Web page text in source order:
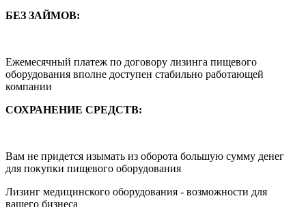
БЕЗ ЗАЙМОВ:
Ежемесячный платеж по договору лизинга пищевого
оборудования вполне доступен стабильно работающей
компании
СОХРАНЕНИЕ СРЕДСТВ:
Вам не придется изымать из оборота большую сумму денег
для покупки пищевого оборудования
Лизинг медицинского оборудования - возможности для
вашего бизнеса